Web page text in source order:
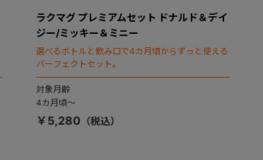
ラクマグ プレミアムセット ドナルド＆デイ
ジー/ミッキー＆ミニー
選べるボトルと飲み口で4カ月頃からずっと使える
パーフェクトセット。
対象月齢
4カ月頃～
￥5,280